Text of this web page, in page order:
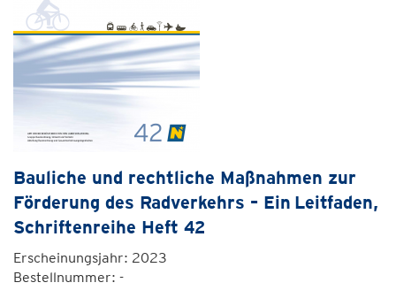
Bauliche und rechtliche Maßnahmen zur
Förderung des Radverkehrs – Ein Leitfaden,
Schriftenreihe Heft 42
Erscheinungsjahr: 2023
Bestellnummer: -